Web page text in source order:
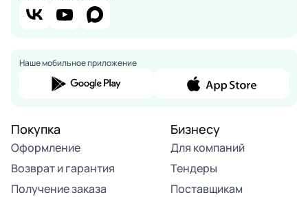
Наше мобильное приложение
Покупка
Оформление
Возврат и гарантия
Получение заказа
Бизнесу
Для компаний
Тендеры
Поставщикам